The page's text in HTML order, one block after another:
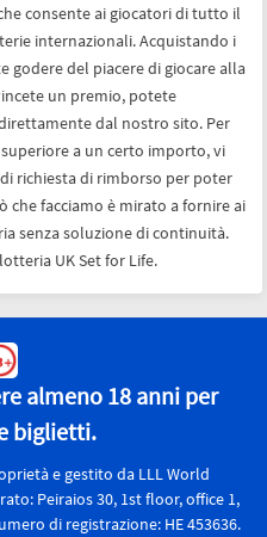
consente ai giocatori di tutto il
internazionali. Acquistando i
del piacere di giocare alla
un premio, potete
dal nostro sito. Per
a un certo importo, vi
richiesta di rimborso per poter
facciamo è mirato a fornire ai
senza soluzione di continuità.
UK Set for Life.
almeno 18 anni per
biglietti.
e gestito da LLL World
Peiraios 30, 1st floor, office 1,